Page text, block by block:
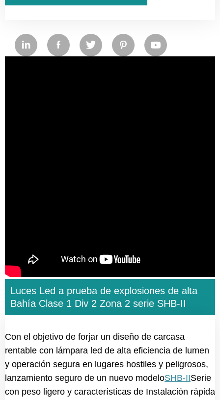
    
Luces Led a prueba de explosiones de alta
Bahía Clase 1 Div 2 Zona 2 serie SHB-II
Con el objetivo de forjar un diseño de carcasa
rentable con lámpara led de alta eficiencia de lumen
y operación segura en lugares hostiles y peligrosos,
lanzamiento seguro de un nuevo modeloSHB-IISerie
con peso ligero y características de Instalación rápida